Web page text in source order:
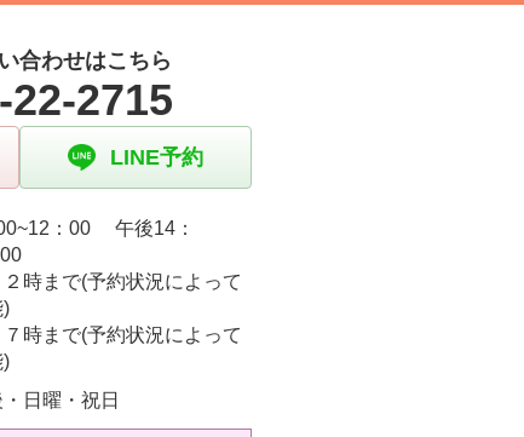
合わせはこちら
22-2715
LINE予約
：00 午後14：
時まで(予約状況によって
)
時まで(予約状況によって
)
日曜・祝日